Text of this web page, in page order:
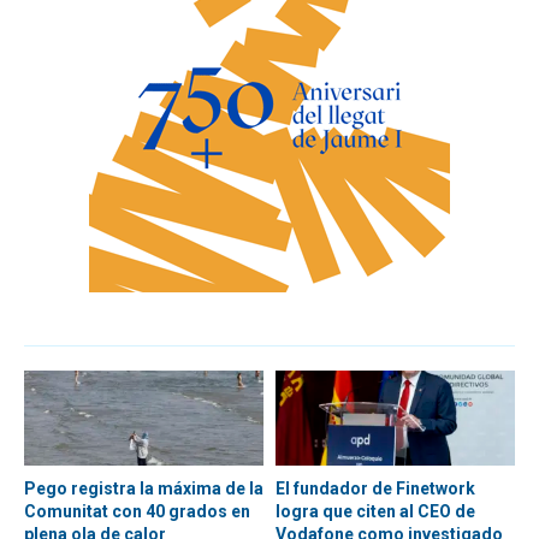
Pego registra la máxima de la
Comunitat con 40 grados en
plena ola de calor
El fundador de Finetwork
logra que citen al CEO de
Vodafone como investigado